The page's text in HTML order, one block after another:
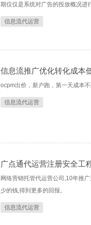
期仅仅是系统对广告的投放概况进
信息流代运营
信息流推广优化转化成本
ocpm出价，新户跑，第一天成本
信息流代运营
广点通代运营注册安全工
网络营销托管代运营公司,10年推
少的钱,得到更多的回报。
信息流代运营